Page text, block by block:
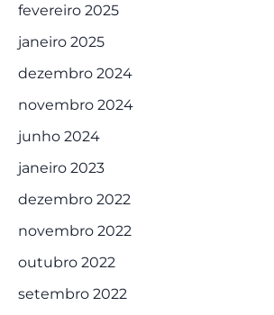
fevereiro 2025
janeiro 2025
dezembro 2024
novembro 2024
junho 2024
janeiro 2023
dezembro 2022
novembro 2022
outubro 2022
setembro 2022